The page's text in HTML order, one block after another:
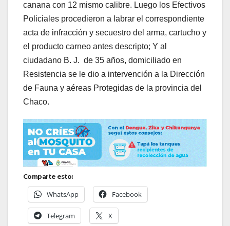
canana con 12 mismo calibre. Luego los Efectivos
Policiales procedieron a labrar el correspondiente
acta de infracción y secuestro del arma, cartucho y
el producto carneo antes descripto; Y al
ciudadano B. J. de 35 años, domiciliado en
Resistencia se le dio a intervención a la Dirección
de Fauna y aéreas Protegidas de la provincia del
Chaco.
Comparte esto:
WhatsApp Facebook
Telegram X